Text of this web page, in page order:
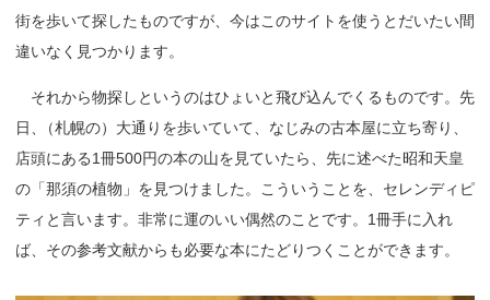
街を歩いて探したものですが、今はこのサイトを使うとだいたい間
違いなく見つかります。
それから物探しというのはひょいと飛び込んでくるものです。先
日
（札幌の）大通りを歩いていて、なじみの古本屋に立ち寄り、
店頭にある1冊500円の本の山を見ていたら、先に述べた昭和天皇
の「那須の植物」を見つけました。こういうことを、セレンディピ
ティと言います。非常に運のいい偶然のことです。1冊手に入れ
ば、その参考文献からも必要な本にたどりつくことができます。